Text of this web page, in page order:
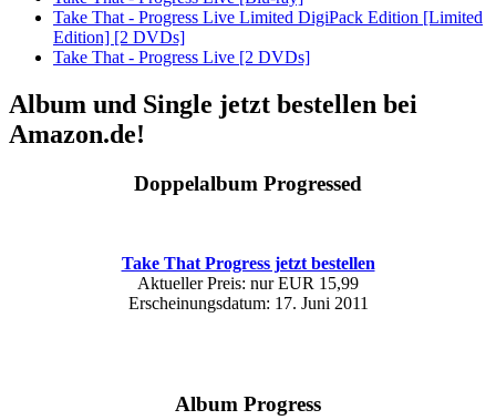
Take That - Progress Live Limited DigiPack Edition [Limited
Edition] [2 DVDs]
Take That - Progress Live [2 DVDs]
Album und Single jetzt bestellen bei
Amazon.de!
Doppelalbum Progressed
Take That Progress jetzt bestellen
Aktueller Preis: nur EUR 15,99
Erscheinungsdatum: 17. Juni 2011
Album Progress